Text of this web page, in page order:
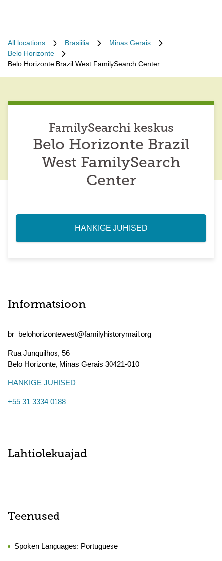
All locations Brasiilia
Minas Gerais
Belo Horizonte
Belo Horizonte Brazil West FamilySearch Center
FamilySearchi keskus
Belo Horizonte Brazil
West FamilySearch
Center
HANKIGE JUHISED
Informatsioon
br_belohorizontewest@familyhistorymail.org
Rua Junquilhos, 56
Belo Horizonte, Minas Gerais 30421-010
HANKIGE JUHISED
+55 31 3334 0188
Lahtiolekuajad
Teenused
Spoken Languages: Portuguese